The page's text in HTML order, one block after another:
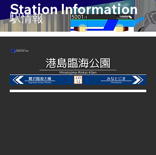
Station Information
​駅情報